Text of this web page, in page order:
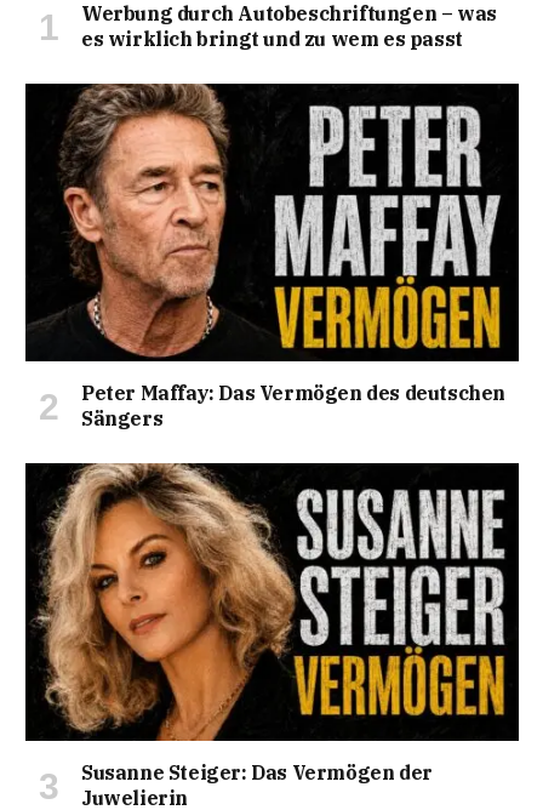
Werbung durch Autobeschriftungen – was
es wirklich bringt und zu wem es passt
Peter Maffay: Das Vermögen des deutschen
Sängers
Susanne Steiger: Das Vermögen der
Juwelierin